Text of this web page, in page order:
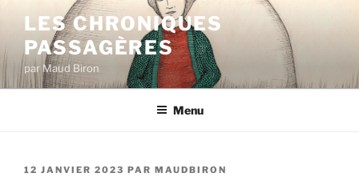
contenu
principal
LES CHRONIQUES
PASSAGÈRES
par Maud Biron
Menu
PUBLIÉ
12 JANVIER 2023 PAR MAUDBIRON